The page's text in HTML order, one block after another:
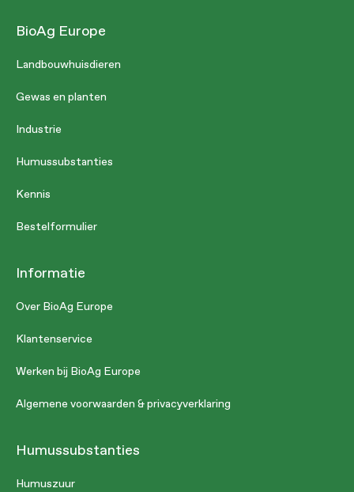
BioAg Europe
Landbouwhuisdieren
Gewas en planten
Industrie
Humussubstanties
Kennis
Bestelformulier
Informatie
Over BioAg Europe
Klantenservice
Werken bij BioAg Europe
Algemene voorwaarden & privacyverklaring
Humussubstanties
Humuszuur